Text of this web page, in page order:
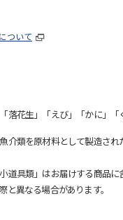
ついて
落花生」「えび」「かに」
類を原材料として製造さ
具類」はお届けする商品に
異なる場合があります。